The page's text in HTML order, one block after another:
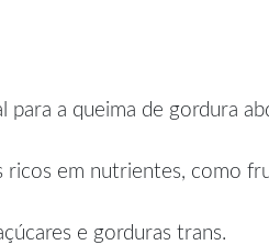
para a queima de gordura
em nutrientes, como
e gorduras trans.